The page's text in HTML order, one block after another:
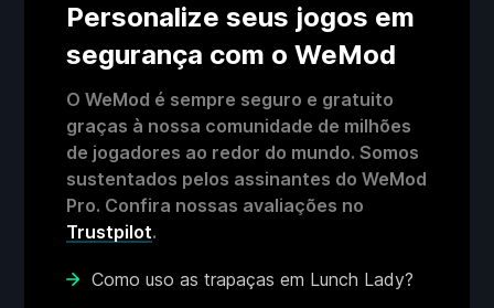
Personalize seus jogos em
segurança com o WeMod
O WeMod é sempre seguro e gratuito
graças à nossa comunidade de milhões
de jogadores ao redor do mundo. Somos
sustentados pelos assinantes do WeMod
Pro. Confira nossas avaliações no
Trustpilot.
Como uso as trapaças em Lunch Lady?